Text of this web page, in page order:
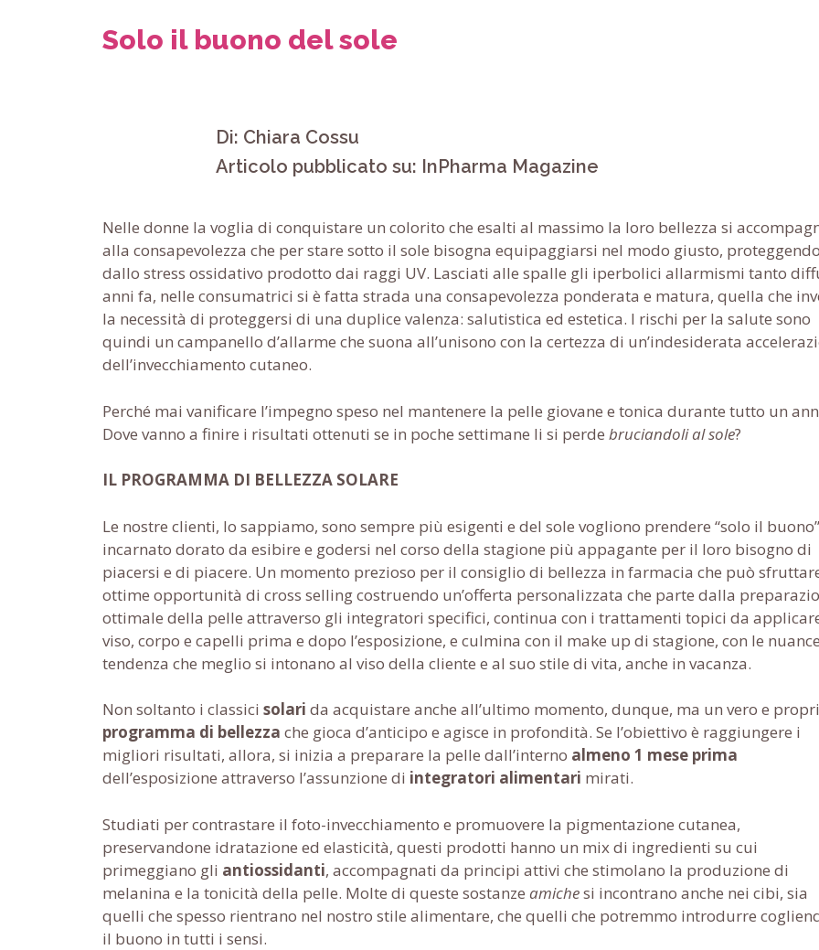
Solo il buono del sole
Di: Chiara Cossu
Articolo pubblicato su: InPharma Magazine
Nelle donne la voglia di conquistare un colorito che esalti al massimo la loro bellezza si
alla consapevolezza che per stare sotto il sole bisogna equipaggiarsi nel modo giusto,
dallo stress ossidativo prodotto dai raggi UV. Lasciati alle spalle gli iperbolici allarmismi tanto
anni fa, nelle consumatrici si è fatta strada una consapevolezza ponderata e matura, quella che
la necessità di proteggersi di una duplice valenza: salutistica ed estetica. I rischi per la salute sono
quindi un campanello d’allarme che suona all’unisono con la certezza di un’indesiderata
dell’invecchiamento cutaneo.
Perché mai vanificare l’impegno speso nel mantenere la pelle giovane e tonica durante tutto un
Dove vanno a finire i risultati ottenuti se in poche settimane li si perde bruciandoli al sole?
IL PROGRAMMA DI BELLEZZA SOLARE
Le nostre clienti, lo sappiamo, sono sempre più esigenti e del sole vogliono prendere “solo il
incarnato dorato da esibire e godersi nel corso della stagione più appagante per il loro bisogno di
piacersi e di piacere. Un momento prezioso per il consiglio di bellezza in farmacia che può
ottime opportunità di cross selling costruendo un’offerta personalizzata che parte dalla
ottimale della pelle attraverso gli integratori specifici, continua con i trattamenti topici da
viso, corpo e capelli prima e dopo l’esposizione, e culmina con il make up di stagione, con le
tendenza che meglio si intonano al viso della cliente e al suo stile di vita, anche in vacanza.
Non soltanto i classici solari da acquistare anche all’ultimo momento, dunque, ma un vero e
programma di bellezza che gioca d’anticipo e agisce in profondità. Se l’obiettivo è raggiungere i
migliori risultati, allora, si inizia a preparare la pelle dall’interno almeno 1 mese prima
dell’esposizione attraverso l’assunzione di integratori alimentari mirati.
Studiati per contrastare il foto-invecchiamento e promuovere la pigmentazione cutanea,
preservandone idratazione ed elasticità, questi prodotti hanno un mix di ingredienti su cui
primeggiano gli antiossidanti, accompagnati da principi attivi che stimolano la produzione di
melanina e la tonicità della pelle. Molte di queste sostanze amichesi incontrano anche nei cibi, sia
quelli che spesso rientrano nel nostro stile alimentare, che quelli che potremmo introdurre
il buono in tutti i sensi.